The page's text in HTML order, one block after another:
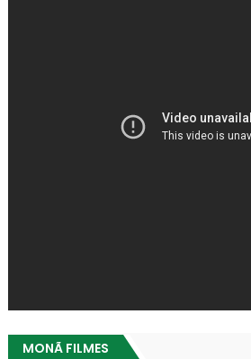
MONÃ FILMES